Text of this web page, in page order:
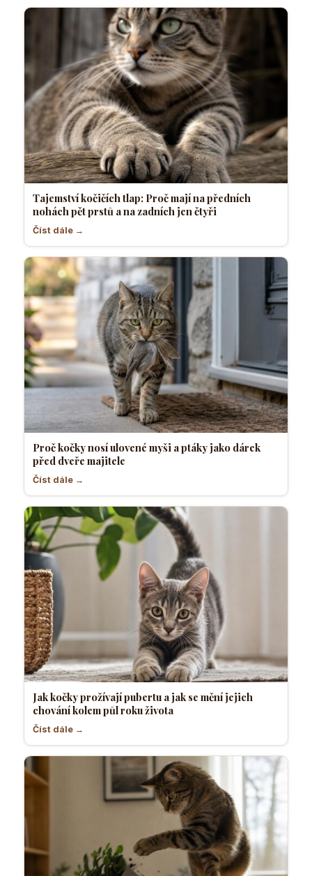
Tajemství kočičích tlap: Proč mají na předních
nohách pět prstů a na zadních jen čtyři
Číst dále →
Proč kočky nosí ulovené myši a ptáky jako dárek
před dveře majitele
Číst dále →
Jak kočky prožívají pubertu a jak se mění jejich
chování kolem půl roku života
Číst dále →